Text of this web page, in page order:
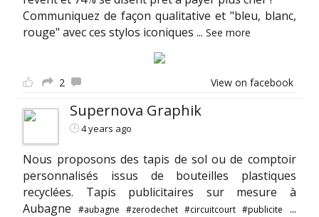
Communiquez de façon qualitative et "bleu, blanc,
rouge" avec ces stylos iconiques...See more
2 View on facebook
Supernova Graphik
4 years ago
Nous proposons des tapis de sol ou de comptoir
personnalisés issus de bouteilles plastiques
recyclées. Tapis publicitaires sur mesure à
Aubagne
#aubagne #zerodechet #circuitcourt #publicite ...